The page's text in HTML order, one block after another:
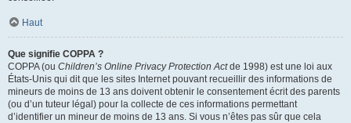
Haut
Que signifie COPPA ?
COPPA (ou Children’s Online Privacy Protection Actde 1998) est une loi aux
États-Unis qui dit que les sites Internet pouvant recueillir des informations de
mineurs de moins de 13 ans doivent obtenir le consentement écrit des parents
(ou d’un tuteur légal) pour la collecte de ces informations permettant
d’identifier un mineur de moins de 13 ans. Si vous n’êtes pas sûr que cela